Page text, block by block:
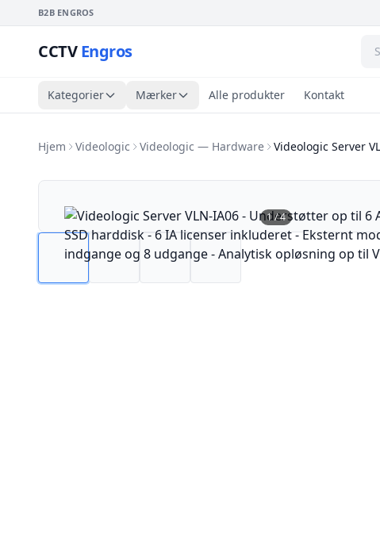
B2B ENGROS
CCTVEngros
Kategorier Mærker Alle produkter Kontakt
Hjem Videologic Videologic — Hardware Videologic Server
1/4